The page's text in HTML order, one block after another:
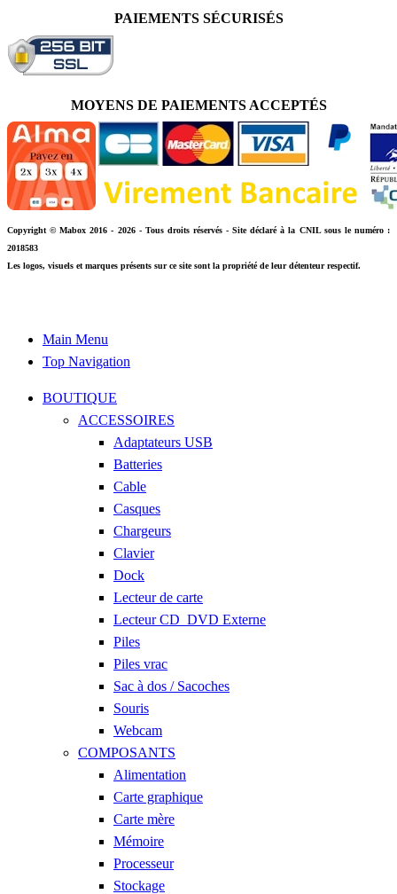
PAIEMENTS SÉCURISÉS
MOYENS DE PAIEMENTS ACCEPTÉS
Copyright © Mabox 2016 - 2026 - Tous droits réservés - Site déclaré à la CNIL sous le numéro :
2018583
Les logos, visuels et marques présents sur ce site sont la propriété de leur détenteur respectif.
Main Menu
Top Navigation
BOUTIQUE
ACCESSOIRES
Adaptateurs USB
Batteries
Cable
Casques
Chargeurs
Clavier
Dock
Lecteur de carte
Lecteur CD_DVD Externe
Piles
Piles vrac
Sac à dos / Sacoches
Souris
Webcam
COMPOSANTS
Alimentation
Carte graphique
Carte mère
Mémoire
Processeur
Stockage